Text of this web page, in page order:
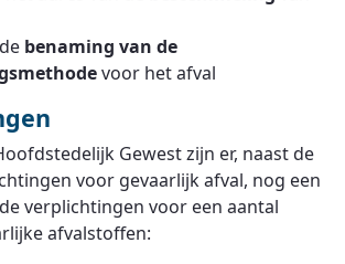
benaming van de
voor het afval
Gewest zijn er, naast de
voor gevaarlijk afval, nog een
verplichtingen voor een aantal
afvalstoffen: